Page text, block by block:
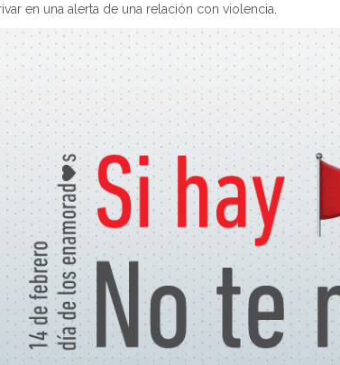
en una alerta de una relación con violencia.